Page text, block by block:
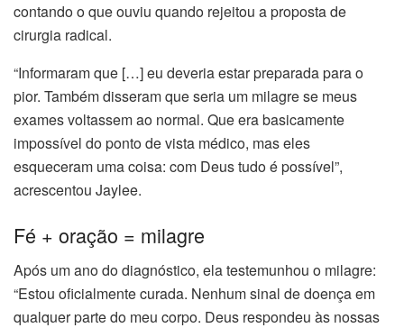
contando o que ouviu quando rejeitou a proposta de
cirurgia radical.
“Informaram que […] eu deveria estar preparada para o
pior. Também disseram que seria um milagre se meus
exames voltassem ao normal. Que era basicamente
impossível do ponto de vista médico, mas eles
esqueceram uma coisa: com Deus tudo é possível”,
acrescentou Jaylee.
Fé + oração = milagre
Após um ano do diagnóstico, ela testemunhou o milagre:
“Estou oficialmente curada. Nenhum sinal de doença em
qualquer parte do meu corpo. Deus respondeu às nossas